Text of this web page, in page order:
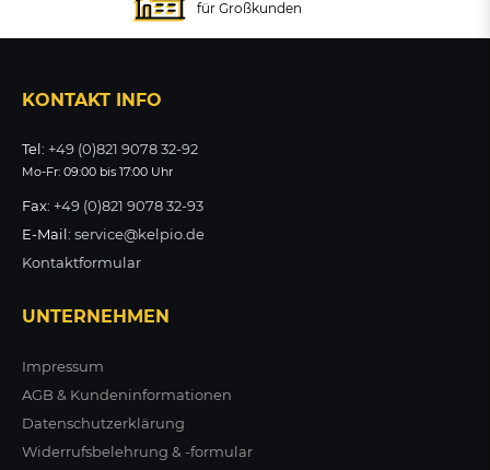
ZUM PRODUKT ZUM PRODUKT
ab 165,12 €
für Großkunden
KONTAKT INFO
Tel: +49 (0)821 9078 32-92
Mo-Fr: 09:00 bis 17:00 Uhr
Fax: +49 (0)821 9078 32-93
E-Mail: service@kelpio.de
Kontaktformular
UNTERNEHMEN
Impressum
AGB & Kundeninformationen
Datenschutzerklärung
Widerrufsbelehrung & -formular